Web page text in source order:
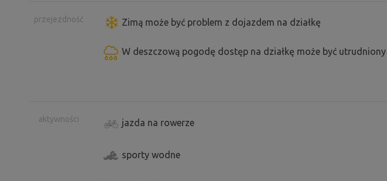
przejezdność Zimą może być problem z dojazdem na działkę
W deszczową pogodę dostęp na działkę może być utrudniony
aktywności jazda na rowerze
sporty wodne